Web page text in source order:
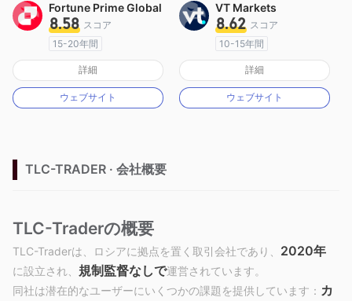
Fortune Prime Global
8.58 スコア
15-20年間
オーストラリア規制
マーケットメイキングライセンス（MM）
MT4フルライセンス
詳細
ウェブサイト
VT Markets
8.62 スコア
10-15年間
オーストラリア規制
マーケットメイキングライセンス（MM）
MT4フルライセンス
詳細
ウェブサイト
TLC-TRADER · 会社概要
TLC-Traderの概要
TLC-Traderは、ロシアに拠点を置く取引会社であり、 2020年
に設立され、 規制監督なしで運営されています。
同社は潜在的なユーザーにいくつかの課題を提供しています： カ